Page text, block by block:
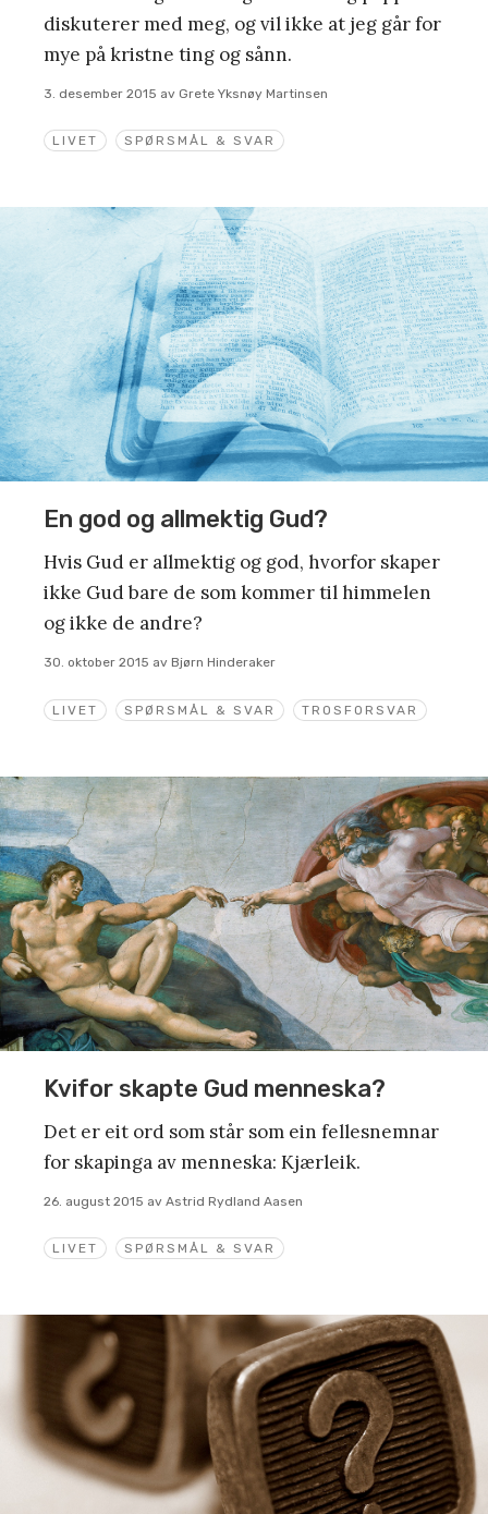
LIVET SPØRSMÅL & SVAR
diskuterer med meg, og vil ikke at jeg går for
mye på kristne ting og sånn.
3. desember 2015 av Grete Yksnøy Martinsen
LIVET SPØRSMÅL & SVAR TROSFORSVAR
En god og allmektig Gud?
Hvis Gud er allmektig og god, hvorfor skaper
ikke Gud bare de som kommer til himmelen
og ikke de andre?
30. oktober 2015 av Bjørn Hinderaker
LIVET SPØRSMÅL & SVAR
Kvifor skapte Gud menneska?
Det er eit ord som står som ein fellesnemnar
for skapinga av menneska: Kjærleik.
26. august 2015 av Astrid Rydland Aasen